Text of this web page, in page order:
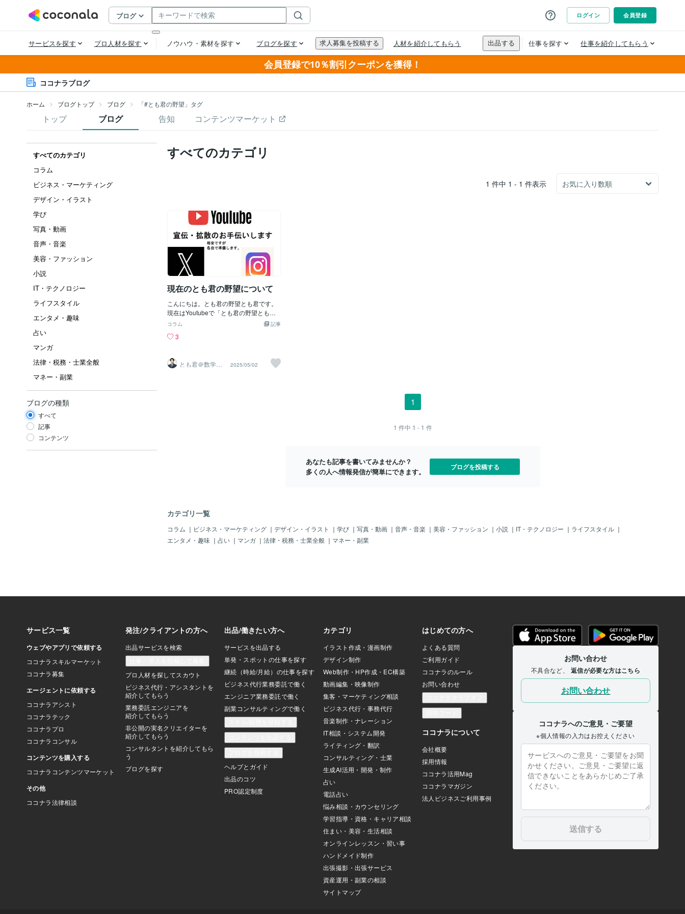
会員登録で10％割引クーポンを獲得！
ココナラブログ
ホーム ブログトップ ブログ 「#とも君の野望」タグ
トップ ブログ 告知 コンテンツマーケット
すべてのカテゴリ
コラム
ビジネス・マーケティング
デザイン・イラスト
学び
写真・動画
音声・音楽
美容・ファッション
小説
IT・テクノロジー
ライフスタイル
エンタメ・趣味
占い
マンガ
法律・税務・士業全般
マネー・副業
ブログの種類
すべて
記事
コンテンツ
すべてのカテゴリ
1 件中 1 - 1 件表示
現在のとも君の野望について
こんにちは。とも君の野望とも君です。
現在はYoutubeで「とも君の野望とも
君」として家庭教師は数学と情報を「無
の野望とも君は日記用と家庭教師用の２
スで出している次も募集しています。な
かなか厳しい状況でとも君マミーがもう
記事
コラム
3
とも君＠数学と
情報の指導実績1
2025/05/02
1
1 件中 1 - 1 件
あなたも記事を書いてみませんか？
多くの人へ情報発信が簡単にできます。
ブログを投稿する
カテゴリ一覧
コラム ｜ ビジネス・マーケティング ｜ デザイン・イラスト ｜ 学び ｜ 写真・動画 ｜ 音声・音楽 ｜ 美容・ファッション ｜ 小説 ｜ IT・テクノロジー ｜ ライフスタイル ｜
エンタメ・趣味 ｜ 占い ｜ マンガ ｜ 法律・税務・士業全般 ｜ マネー・副業